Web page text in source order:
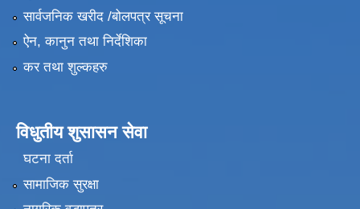
सार्वजनिक खरीद /बोलपत्र सूचना
ऐन, कानुन तथा निर्देशिका
कर तथा शुल्कहरु
विधुतीय शुसासन सेवा
घटना दर्ता
सामाजिक सुरक्षा